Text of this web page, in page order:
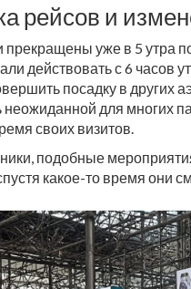
рейсов и
уже в 5 утра
действовать с 6 часов
посадку в других
неожиданной для многих
своих визитов.
подобные
какое-то время они